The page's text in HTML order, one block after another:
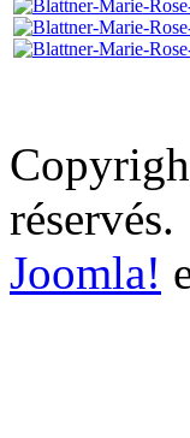
réservés.
Joomla!